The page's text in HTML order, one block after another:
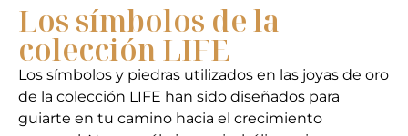
Los símbolos de la
colección LIFE
Los símbolos y piedras utilizados en las joyas de oro
de la colección LIFE han sido diseñados para
guiarte en tu camino hacia el crecimiento